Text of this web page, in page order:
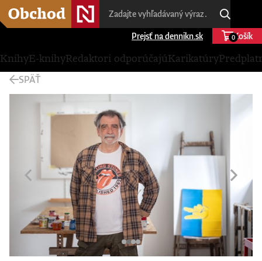
Prejsť na dennikn.sk Košík
0
KnihyE-knihyRedaktori odporúčajúKarikatúry
SPÄŤ